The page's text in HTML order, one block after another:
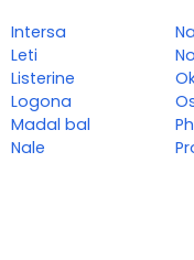
Intersa
Leti
Listerine
Logona
Madal bal
Nale